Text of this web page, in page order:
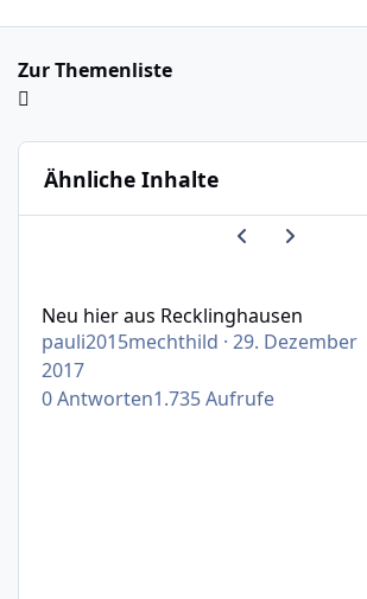
Zur Themenliste
Ähnliche Inhalte
VorherigeNächste
Neu hier aus Recklinghausen
pauli2015mechthild ·29. Dezember
2017
0Antworten1.735Aufrufe